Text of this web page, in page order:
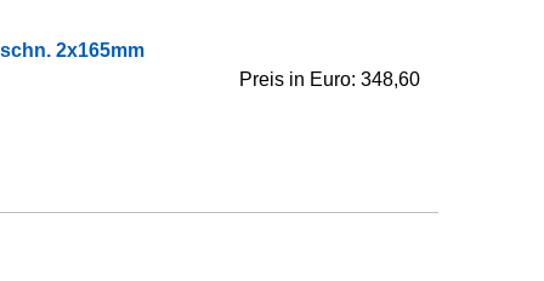
2x165mm
Preis in Euro: 348,60